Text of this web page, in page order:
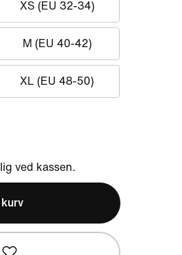
XS (EU 32-34)
M (EU 40-42)
XL (EU 48-50)
ved kassen.